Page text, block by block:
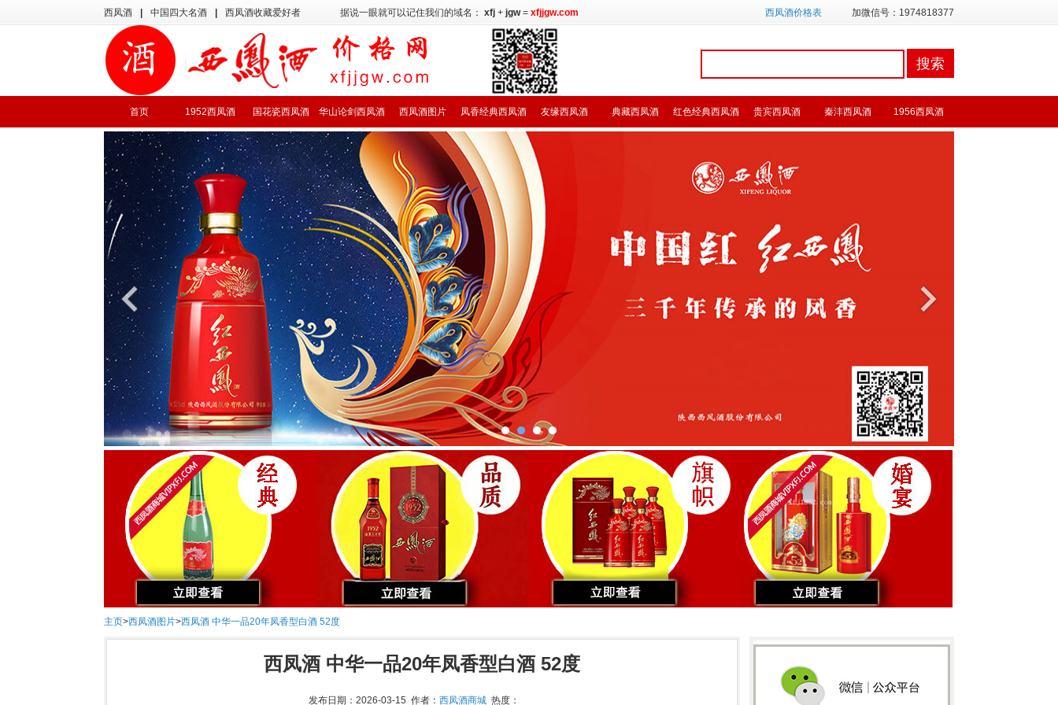
西凤酒 中国四大名酒 西凤酒收藏爱好者 据说一眼就可以记住我们的域名： xfj + jgw= xfjjgw.com 西凤酒价格表 加微信号：1974818377
首页 1952西凤酒 国花瓷西凤酒 华山论剑西凤酒 西凤酒图片 凤香经典西凤酒 友缘西凤酒 典藏西凤酒 红色经典西凤酒 贵宾西凤酒 秦沣西凤酒 1956西凤酒
主页>西凤酒图片>西凤酒 中华一品20年凤香型白酒 52度
西凤酒 中华一品20年凤香型白酒 52度
发布日期：2026-03-15 作者： 西凤酒商城热度：